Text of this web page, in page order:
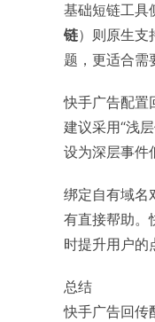
基础短链工具
链）则原生支
题，更适合需
快手广告配置
建议采用“浅
设为深层事件
绑定自有域名
有直接帮助。
时提升用户的
总结
快手广告回传